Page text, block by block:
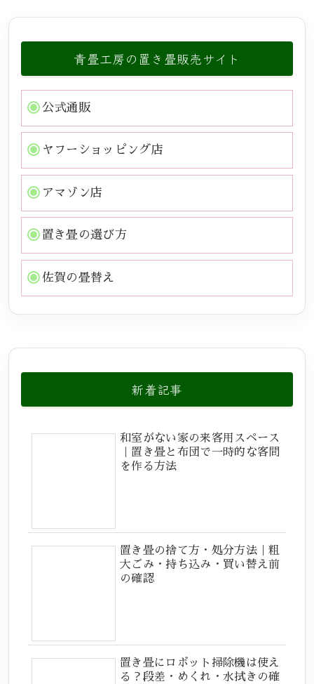
青畳工房の置き畳販売サイト
公式通販
ヤフーショッピング店
アマゾン店
置き畳の選び方
佐賀の畳替え
新着記事
和室がない家の来客用スペース
｜置き畳と布団で一時的な客間
を作る方法
置き畳の捨て方・処分方法｜粗
大ごみ・持ち込み・買い替え前
の確認
置き畳にロボット掃除機は使え
る？段差・めくれ・水拭きの確